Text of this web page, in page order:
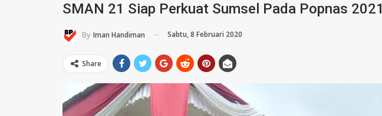
SMAN 21 Siap Perkuat Sumsel Pada Popnas 2021
By Iman Handiman Sabtu, 8 Februari 2020
Share